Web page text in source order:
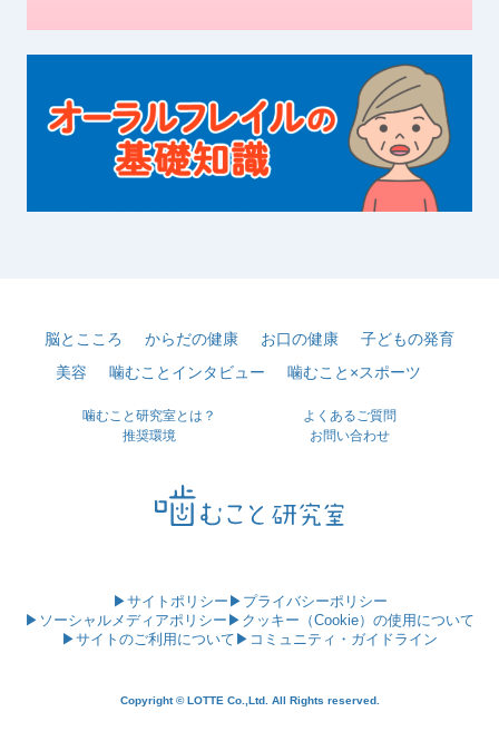
脳とこころ からだの健康 お口の健康
子どもの発育
美容
噛むことインタビュー 噛むこと×スポーツ
噛むこと研究室とは？
よくあるご質問
推奨環境
お問い合わせ
▶サイトポリシー ▶プライバシーポリシー
▶ソーシャルメディアポリシー ▶クッキー（Cookie）の使用について
▶サイトのご利用について ▶コミュニティ・ガイドライン
Copyright © LOTTE Co.,Ltd. All Rights reserved.